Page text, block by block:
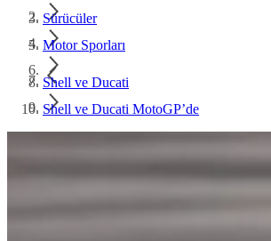
Sürücüler
Motor Sporları
Shell ve Ducati
Shell ve Ducati MotoGP’de